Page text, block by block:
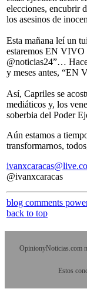
elecciones, encubrir
los asesinos de
Esta mañana leí un
estaremos EN VIVO
@noticias24”…
y meses antes,
Así, Capriles se
mediáticos y, los
soberbia del Poder
Aún estamos a
transformarnos,
@ivanxcaracas
blog comments
back to top
OpinionyNoticias.com
Estos